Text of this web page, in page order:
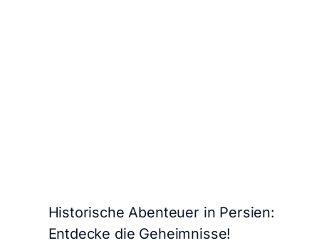
Historische Abenteuer in Persien:
Entdecke die Geheimnisse!